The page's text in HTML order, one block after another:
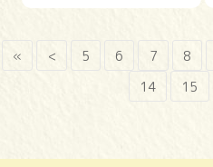
« < 5 6 7 8
14
15